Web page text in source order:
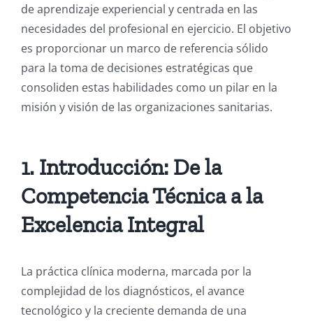
de aprendizaje experiencial y centrada en las
necesidades del profesional en ejercicio. El objetivo
es proporcionar un marco de referencia sólido
para la toma de decisiones estratégicas que
consoliden estas habilidades como un pilar en la
misión y visión de las organizaciones sanitarias.
1. Introducción: De la
Competencia Técnica a la
Excelencia Integral
La práctica clínica moderna, marcada por la
complejidad de los diagnósticos, el avance
tecnológico y la creciente demanda de una